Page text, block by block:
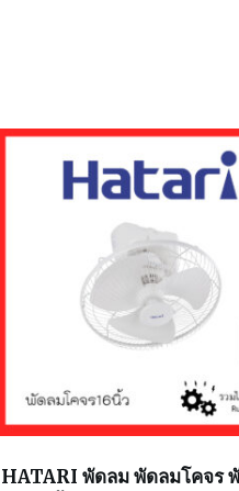
HATARI พัดลม พัดลมโคจร